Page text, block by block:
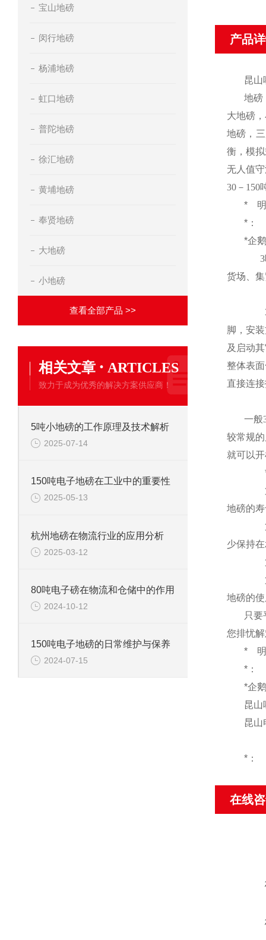
宝山地磅
闵行地磅
杨浦地磅
虹口地磅
普陀地磅
徐汇地磅
黄埔地磅
奉贤地磅
大地磅
小地磅
查看全部产品 >>
相关文章 · ARTICLES
致力于成为优秀的解决方案供应商！
5吨小地磅的工作原理及技术解析
2025-07-14
150吨电子地磅在工业中的重要性
2025-05-13
杭州地磅在物流行业的应用分析
2025-03-12
80吨电子磅在物流和仓储中的作用
2024-10-12
150吨电子地磅的日常维护与保养
2024-07-15
产品
昆山
地磅
大地磅
地磅，
衡，模
无人值
30－ 150
*
*：
*企
3
货场、
脚，安
及启动
整体表
直接连
一般
较常规
就可以
地磅的
少保持
地磅的
只
您排忧
*
*：
*企
昆山
昆山
*：
在线